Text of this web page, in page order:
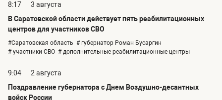
8:17
3 августа
В Саратовской области действует пять реабилитационных
центров для участников СВО
#Саратовская область # губернатор Роман Бусаргин
# участники СВО # дополнительные реабилитационные центры
9:04
2 августа
Поздравление губернатора с Днем Воздушно-десантных
войск России